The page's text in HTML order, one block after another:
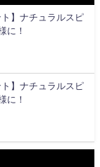
】ナチュラルスピ
に！
】ナチュラルスピ
に！